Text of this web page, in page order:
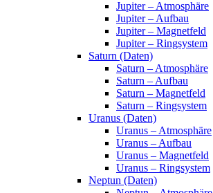
Jupiter – Atmosphäre
Jupiter – Aufbau
Jupiter – Magnetfeld
Jupiter – Ringsystem
Saturn (Daten)
Saturn – Atmosphäre
Saturn – Aufbau
Saturn – Magnetfeld
Saturn – Ringsystem
Uranus (Daten)
Uranus – Atmosphäre
Uranus – Aufbau
Uranus – Magnetfeld
Uranus – Ringsystem
Neptun (Daten)